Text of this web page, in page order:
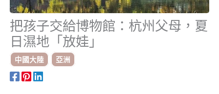
把孩子交給博物館：杭州父母，夏
日濕地「放娃」
中國大陸 亞洲